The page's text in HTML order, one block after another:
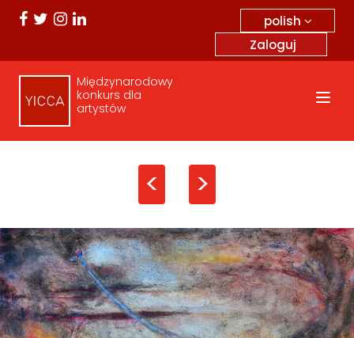
polish
Zaloguj
Międzynarodowy
konkurs dla
artystów
< >